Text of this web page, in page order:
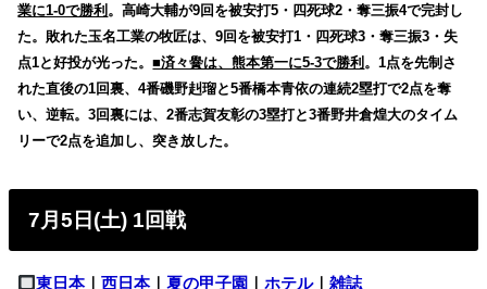
業に1-0で勝利 。高崎大輔が9回を被安打5・四死球2・奪三振4で完封し
た。敗れた玉名工業の牧匠は、9回を被安打1・四死球3・奪三振3・失
点1と好投が光った。■済々黌は、熊本第一に5-3で勝利 。1点を先制さ
れた直後の1回裏、4番磯野赳瑠と5番橋本青依の連続2塁打で2点を奪
い、逆転。3回裏には、2番志賀友彰の3塁打と3番野井倉煌大のタイム
リーで2点を追加し、突き放した。
7月5日(土) 1回戦
東日本｜西日本｜夏の甲子園 ｜ホテル｜雑誌